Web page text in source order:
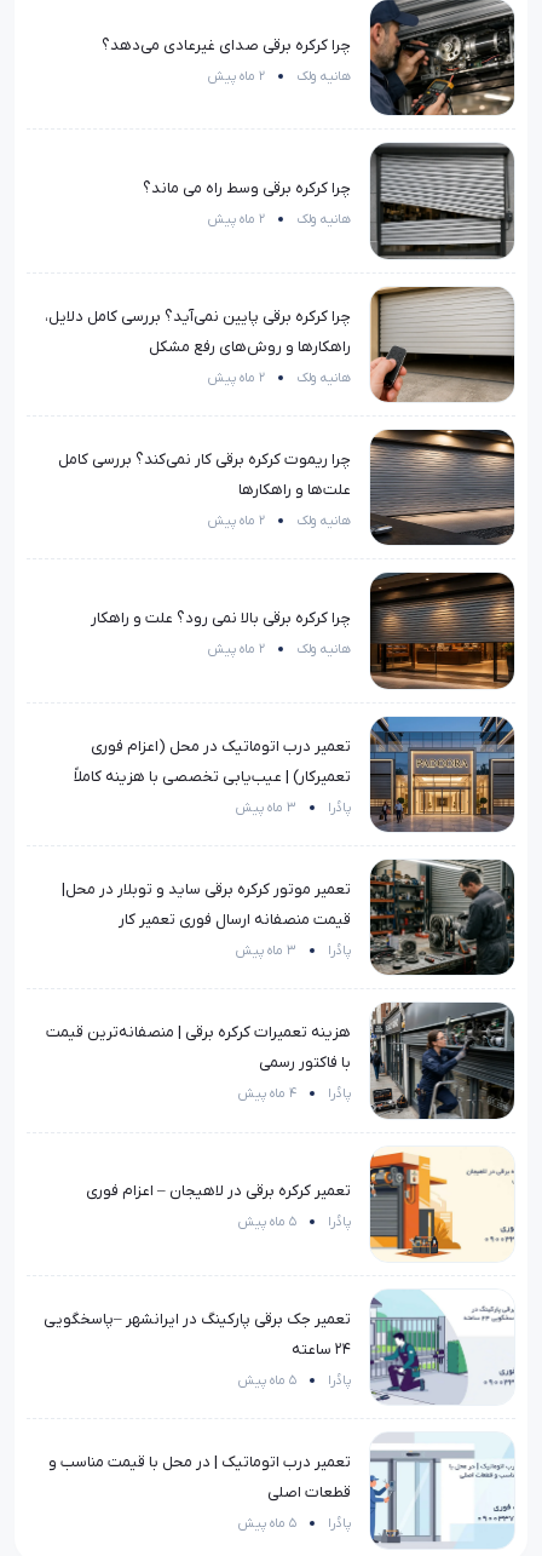
چرا کرکره برقی صدای غیرعادی می‌دهد؟
هانیه ولک 2 ماه پیش
چرا کرکره برقی وسط راه می ماند؟
هانیه ولک 2 ماه پیش
چرا کرکره برقی پایین نمی‌آید؟ بررسی کامل دلایل،
راهکارها و روش‌های رفع مشکل
هانیه ولک 2 ماه پیش
چرا ریموت کرکره برقی کار نمی‌کند؟ بررسی کامل
علت‌ها و راهکارها
هانیه ولک 2 ماه پیش
چرا کرکره برقی بالا نمی رود؟ علت و راهکار
هانیه ولک 2 ماه پیش
تعمیر درب اتوماتیک در محل (اعزام فوری
تعمیرکار) | عیب‌یابی تخصصی با هزینه کاملاً
منصفانه
پادُرا 3 ماه پیش
تعمیر موتور کرکره برقی ساید و توبلار در محل|
قیمت منصفانه ارسال فوری تعمیر کار
پادُرا 3 ماه پیش
هزینه تعمیرات کرکره برقی | منصفانه‌ترین قیمت
با فاکتور رسمی
پادُرا 4 ماه پیش
تعمیر کرکره برقی در لاهیجان – اعزام فوری
پادُرا 5 ماه پیش
تعمیر جک برقی پارکینگ در ایرانشهر –پاسخگویی
۲۴ ساعته
پادُرا 5 ماه پیش
تعمیر درب اتوماتیک | در محل با قیمت مناسب و
قطعات اصلی
پادُرا 5 ماه پیش